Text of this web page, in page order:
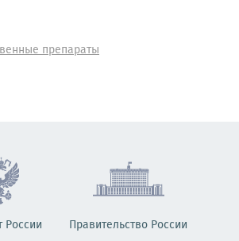
препараты
России Правительство России